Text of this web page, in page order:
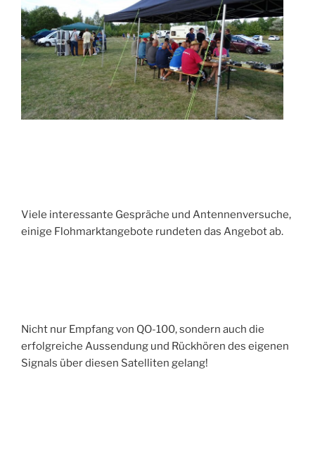
Viele interessante Gespräche und Antennenversuche,
einige Flohmarktangebote rundeten das Angebot ab.
Nicht nur Empfang von QO-100, sondern auch die
erfolgreiche Aussendung und Rückhören des eigenen
Signals über diesen Satelliten gelang!